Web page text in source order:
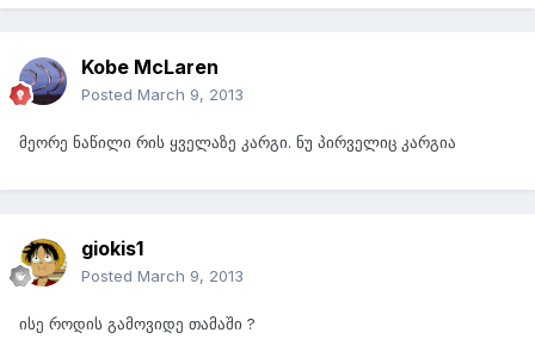
Kobe McLaren
Posted March 9, 2013
მეორე ნაწილი რის ყველაზე კარგი. ნუ პირველიც კარგია
giokis1
Posted March 9, 2013
ისე როდის გამოვიდე თამაში ?